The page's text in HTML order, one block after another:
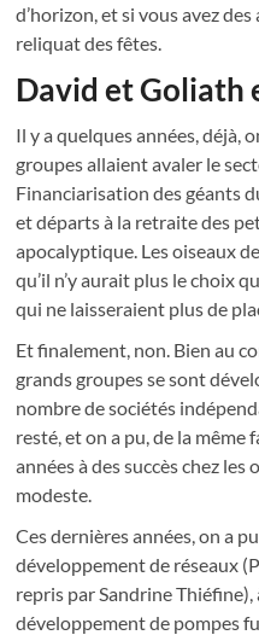
d’horizon, et si vous avez des
reliquat des fêtes.
David et Goliath
Il y a quelques années, déjà,
groupes allaient avaler le
Financiarisation des géants
et départs à la retraite des
apocalyptique. Les oiseaux
qu’il n’y aurait plus le choix
qui ne laisseraient plus de
Et finalement, non. Bien au
grands groupes se sont
nombre de sociétés
resté, et on a pu, de la même
années à des succès chez
modeste.
Ces dernières années, on a
développement de réseaux
repris par Sandrine Thiéfine),
développement de pompes